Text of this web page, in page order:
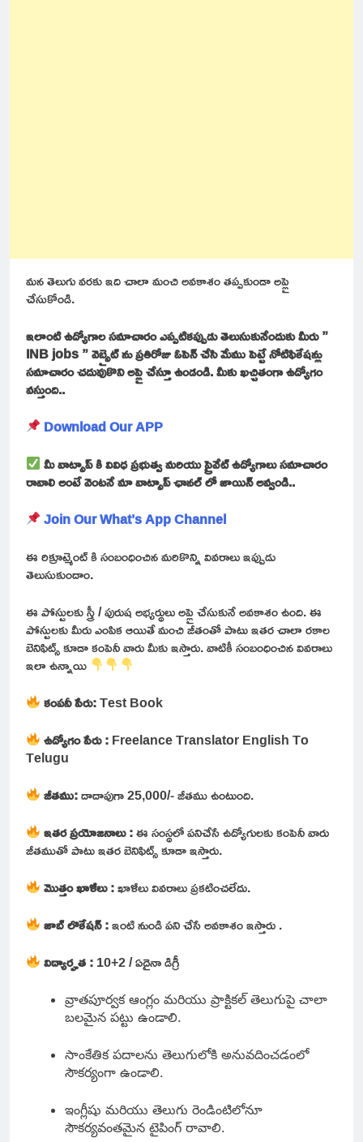
మన తెలుగు వరకు ఇది చాలా మంచి అవకాశం తప్పకుండా అప్లై
చేసుకోండి.
ఇలాంటి ఉద్యోగాల సమాచారం ఎప్పటికప్పుడు తెలుసుకునేందుకు మీరు ”
INB jobs ” వెబ్సైట్ ను ప్రతిరోజు ఓపెన్ చేసి మేము పెట్టే నోటిఫికేషన్లు
సమాచారం చదువుకొని అప్లై చేస్తూ ఉండండి. మీకు ఖచ్చితంగా ఉద్యోగం
వస్తుంది..
Download Our APP
మీ వాట్సాప్ కి వివిధ ప్రభుత్వ మరియు ప్రైవేట్ ఉద్యోగాలు సమాచారం
రావాలి అంటే వెంటనే మా వాట్సాప్ ఛానల్ లో జాయిన్ అవ్వండి..
Join Our What’s App Channel
ఈ రిక్రూట్మెంట్ కి సంబంధించిన మరికొన్ని వివరాలు ఇప్పుడు
తెలుసుకుందాం.
ఈ పోస్టులకు స్త్రీ / పురుష అభ్యర్థులు అప్లై చేసుకునే అవకాశం ఉంది. ఈ
పోస్టులకు మీరు ఎంపిక ఆయితే మంచి జీతంతో పాటు ఇతర చాలా రకాల
బెనిఫిట్స్ కూడా కంపెనీ వారు మీకు ఇస్తారు. వాటికీ సంబంధించిన వివరాలు
ఇలా ఉన్నాయి
కంపనీ పేరు:Test Book
ఉద్యోగం పేరు :Freelance Translator English To
Telugu
జీతము:దాదాపుగా25,000/- జీతము ఉంటుంది.
ఇతర ప్రయోజనాలు :ఈ సంస్థలో పనిచేసే ఉద్యోగులకు కంపెనీ వారు
జీతముతో పాటు ఇతర బెనిఫిట్స్ కూడా ఇస్తారు.
మొత్తం ఖాళీలు :ఖాళీలు వివరాలు ప్రకటించలేదు.
జాబ్ లొకేషన్:ఇంటి నుండి పని చేసే అవకాశం ఇస్తారు .
విద్యార్హత :10+2 /ఏదైనా డిగ్రీ
వ్రాతపూర్వక ఆంగ్లం మరియు ప్రాక్టికల్ తెలుగుపై చాలా
బలమైన పట్టు ఉండాలి.
సాంకేతిక పదాలను తెలుగులోకి అనువదించడంలో
సౌకర్యంగా ఉండాలి.
ఇంగ్లీషు మరియు తెలుగు రెండింటిలోనూ
సౌకర్యవంతమైన టైపింగ్ రావాలి.